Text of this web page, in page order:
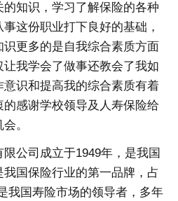
知识，学习了解保险的各种
这份职业打下良好的基础，
更多的是自我综合素质方面
我学会了做事还教会了我如
识和提高我的综合素质有着
感谢学校领导及人寿保险给
。
公司成立于1949年，是我国
国保险行业的第一品牌，占
我国寿险市场的领导者，多年